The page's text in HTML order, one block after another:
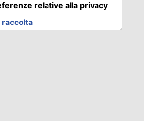
raccolta
relative alla privacy